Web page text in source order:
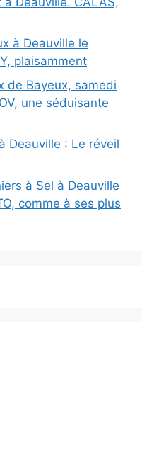
à Deauville le
plaisamment
de Bayeux, samedi
une séduisante
Deauville : Le réveil
à Sel à Deauville
comme à ses plus